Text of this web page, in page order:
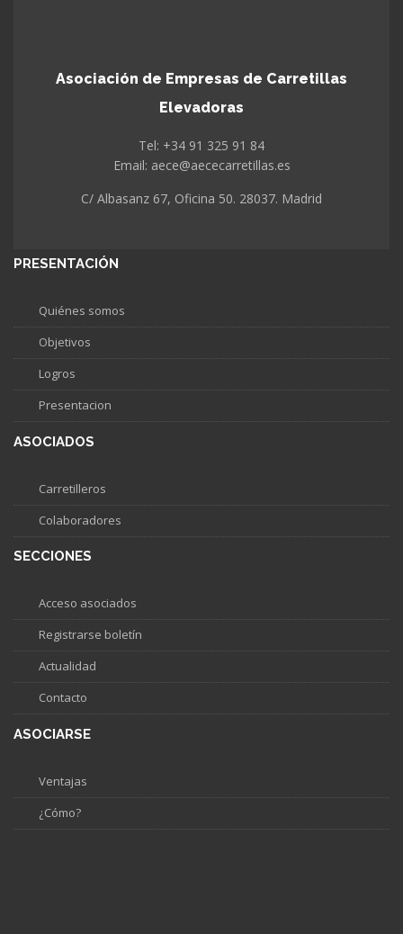
Asociación de Empresas de Carretillas
Elevadoras
Tel: +34 91 325 91 84
Email: aece@aececarretillas.es
C/ Albasanz 67, Oficina 50. 28037. Madrid
PRESENTACIÓN
Quiénes somos
Objetivos
Logros
Presentacion
ASOCIADOS
Carretilleros
Colaboradores
SECCIONES
Acceso asociados
Registrarse boletín
Actualidad
Contacto
ASOCIARSE
Ventajas
¿Cómo?